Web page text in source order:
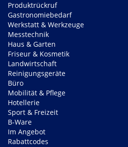
Produktrückruf
Gastronomiebedarf
Werkstatt & Werkzeuge
Messtechnik
Haus & Garten
Friseur & Kosmetik
Landwirtschaft
Reinigungsgeräte
Büro
Mobilität & Pflege
Hotellerie
Sport & Freizeit
B-Ware
Im Angebot
Rabattcodes